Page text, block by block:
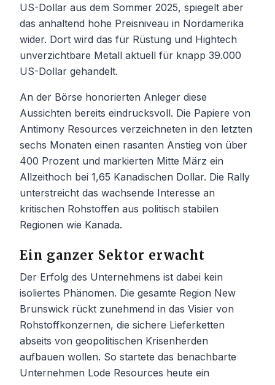
US-Dollar aus dem Sommer 2025, spiegelt aber
das anhaltend hohe Preisniveau in Nordamerika
wider. Dort wird das für Rüstung und Hightech
unverzichtbare Metall aktuell für knapp 39.000
US-Dollar gehandelt.
An der Börse honorierten Anleger diese
Aussichten bereits eindrucksvoll. Die Papiere von
Antimony Resources verzeichneten in den letzten
sechs Monaten einen rasanten Anstieg von über
400 Prozent und markierten Mitte März ein
Allzeithoch bei 1,65 Kanadischen Dollar. Die Rally
unterstreicht das wachsende Interesse an
kritischen Rohstoffen aus politisch stabilen
Regionen wie Kanada.
Ein ganzer Sektor erwacht
Der Erfolg des Unternehmens ist dabei kein
isoliertes Phänomen. Die gesamte Region New
Brunswick rückt zunehmend in das Visier von
Rohstoffkonzernen, die sichere Lieferketten
abseits von geopolitischen Krisenherden
aufbauen wollen. So startete das benachbarte
Unternehmen Lode Resources heute ein